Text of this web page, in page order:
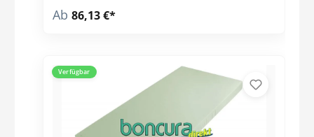
Ab 86,13 €*
Verfügbar